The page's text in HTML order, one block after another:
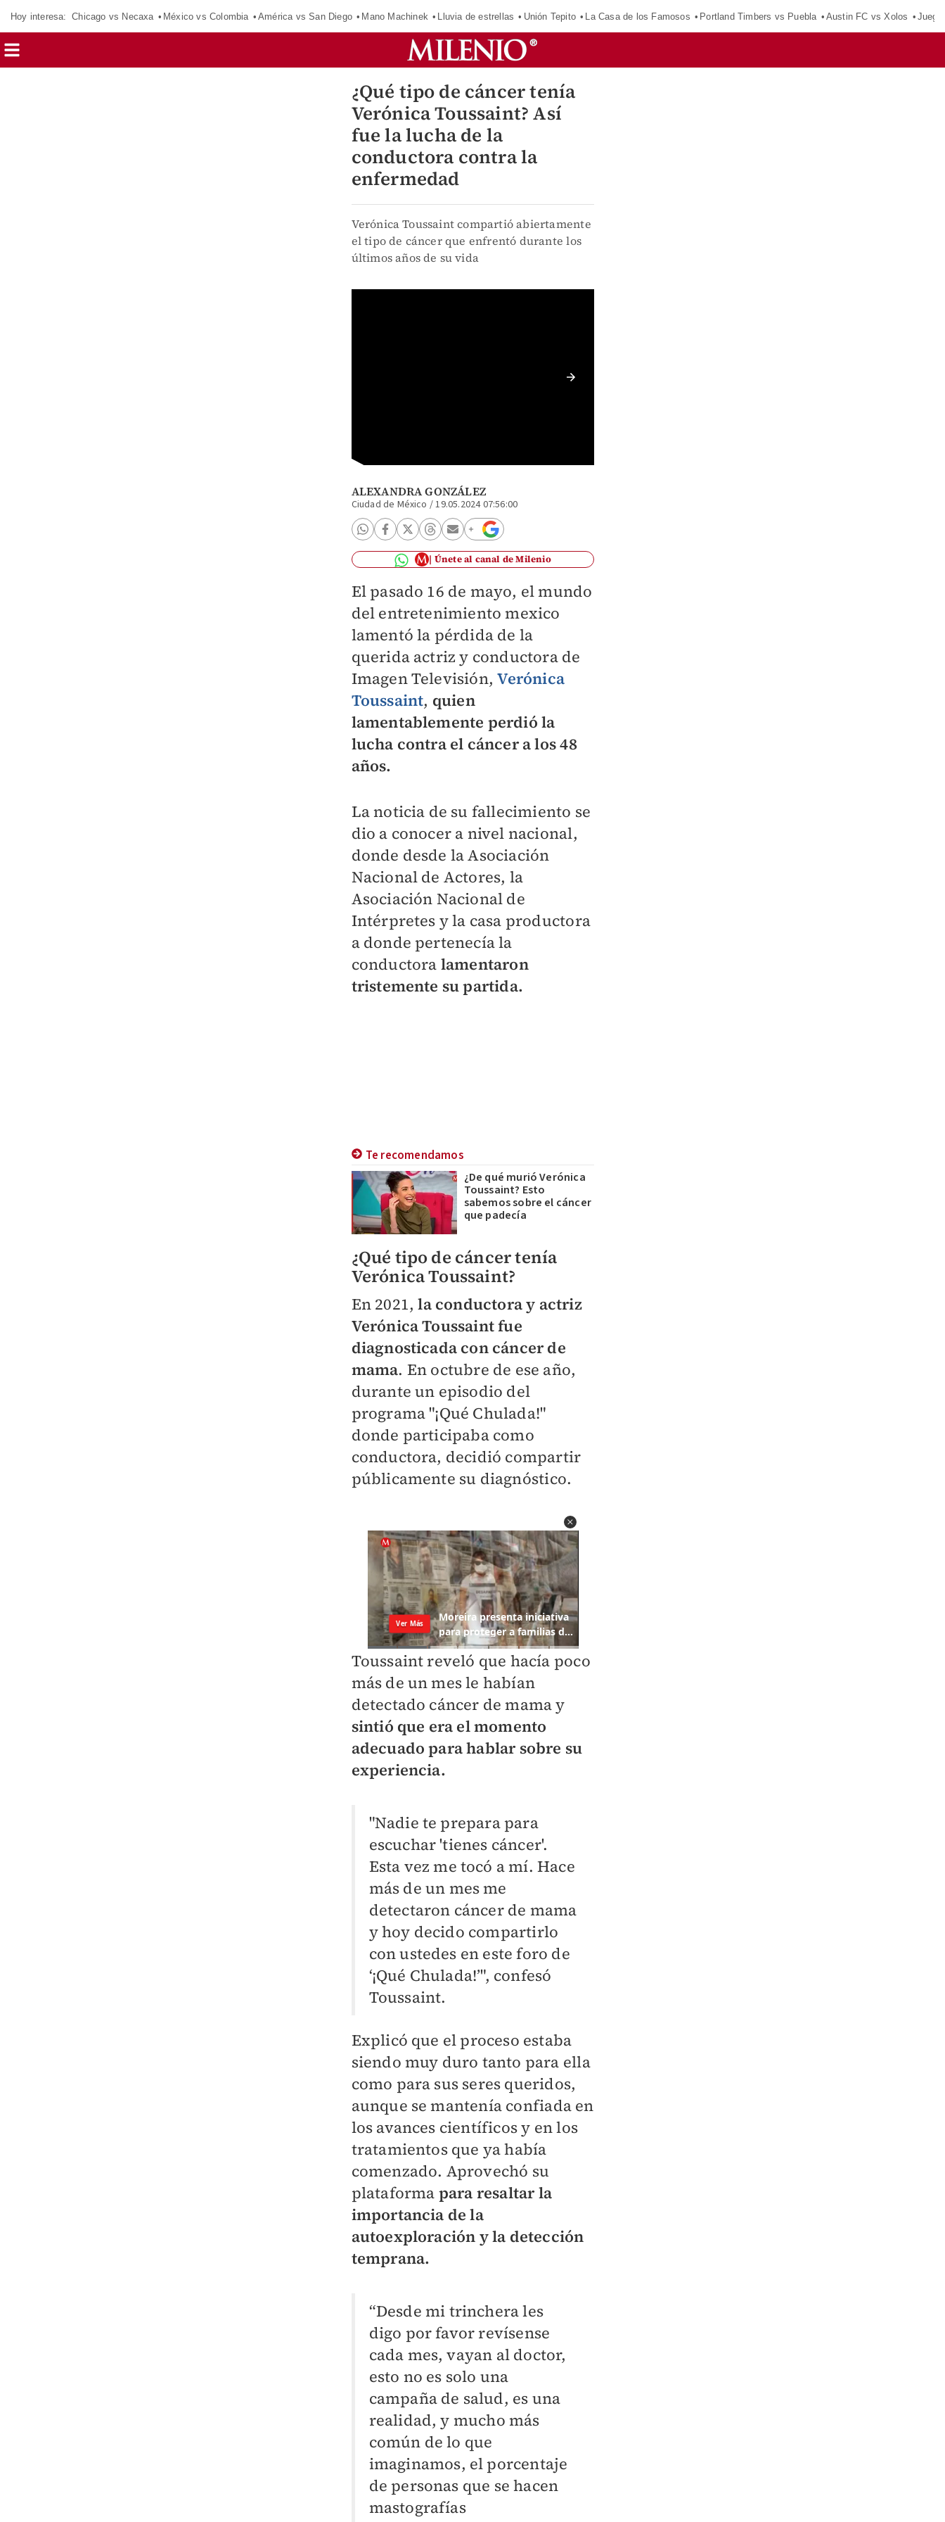
Hoy interesa: Chicago vs Necaxa México vs Colombia América vs San Diego Mano Machinek Lluvia de estrellas Unión Tepito La Casa de los Famosos Portland Timbers vs Puebla Austin FC vs Xolos
¿Qué tipo de cáncer tenía
Verónica Toussaint? Así
fue la lucha de la
conductora contra la
enfermedad
Verónica Toussaint compartió abiertamente
el tipo de cáncer que enfrentó durante los
últimos años de su vida
ALEXANDRA GONZÁLEZ
Ciudad de México /19.05.2024 07:56:00
Únete al canal de Milenio
El pasado 16 de mayo, el mundo
del entretenimiento mexico
lamentó la pérdida de la
querida actriz y conductora de
Imagen Televisión,Verónica
Toussaint, quien
lamentablemente perdió la
lucha contra el cáncer a los 48
años.
La noticia de su fallecimiento se
dio a conocer a nivel nacional,
donde desde la Asociación
Nacional de Actores, la
Asociación Nacional de
Intérpretes y la casa productora
a donde pertenecía la
conductora lamentaron
tristemente su partida.
Te recomendamos
¿De qué murió Verónica
Toussaint? Esto
sabemos sobre el cáncer
que padecía
¿Qué tipo de cáncer tenía
Verónica Toussaint?
En 2021,la conductora y actriz
Verónica Toussaint fue
diagnosticada con cáncer de
mama. En octubre de ese año,
durante un episodio del
programa "¡Qué Chulada!"
donde participaba como
conductora, decidió compartir
públicamente su diagnóstico.
Toussaint reveló que hacía poco
más de un mes le habían
detectado cáncer de mama y
sintió que era el momento
adecuado para hablar sobre su
experiencia.
"Nadie te prepara para
escuchar 'tienes cáncer'.
Esta vez me tocó a mí. Hace
más de un mes me
detectaron cáncer de mama
y hoy decido compartirlo
con ustedes en este foro de
‘¡Qué Chulada!’", confesó
Toussaint.
Explicó que el proceso estaba
siendo muy duro tanto para ella
como para sus seres queridos,
aunque se mantenía confiada en
los avances científicos y en los
tratamientos que ya había
comenzado. Aprovechó su
plataforma para resaltar la
importancia de la
autoexploración y la detección
temprana.
“Desde mi trinchera les
digo por favor revísense
cada mes, vayan al doctor,
esto no es solo una
campaña de salud, es una
realidad, y mucho más
común de lo que
imaginamos, el porcentaje
de personas que se hacen
mastografías